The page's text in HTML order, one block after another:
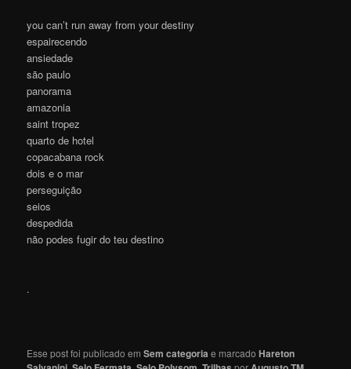
you can’t run away from your destiny
espairecendo
ansiedade
são paulo
panorama
amazonia
saint tropez
quarto de hotel
copacabana rock
dois e o mar
perseguição
seios
despedida
não podes fugir do teu destino
.
Esse post foi publicado emSem categoria e marcadoHareton